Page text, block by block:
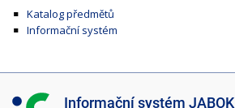
Katalog předmětů
Informační systém
I Informační systém JABOK